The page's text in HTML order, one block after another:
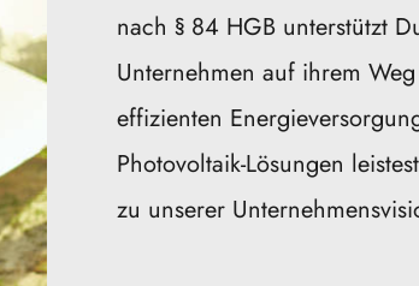
nach § 84 HGB unterstützt
Unternehmen auf ihrem
effizienten
Photovoltaik-Lösungen
zu unserer